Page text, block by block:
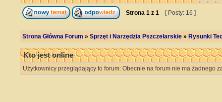
Strona 1 z 1 [ Posty: 16 ]
Strona Główna Forum » Sprzęt i Narzędzia Pszczelarskie » Rysunki
Kto jest online
Użytkownicy przeglądający to forum: Obecnie na forum nie ma żadnego